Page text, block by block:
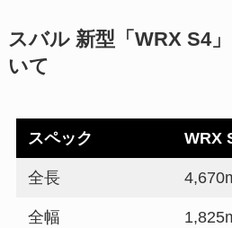
スバル 新型「WRX S4
いて
スペック WRX
全長
全幅